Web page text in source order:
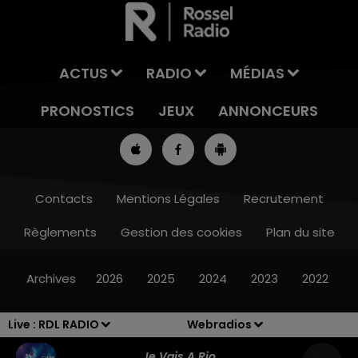
Live : RDL RADIO
Webradios
13h00 - 16h00
ACTUS RADIO
MÉDIAS
PRONOSTICS
JEUX ANNONCEURS
Contacts Mentions Légales
Recrutement
Règlements
Gestion des cookies Plan du site
Archives 2026 2025 2024 2023 2022